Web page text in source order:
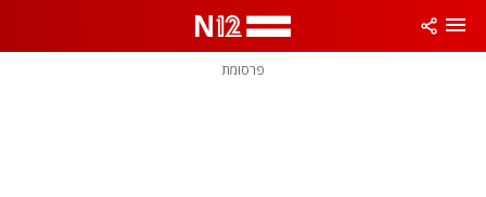
פרסומת